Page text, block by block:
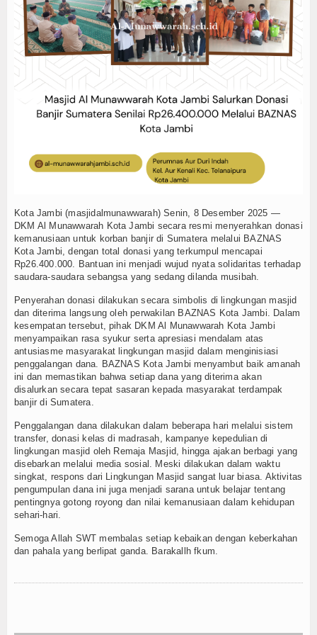
Meriahkan Pawai MTQ Kec Telanaipura di Kel Aur Kenali Kota
Upacara Bendera
Murid Baru Resmi Jadi Keluarga Besar MI Al Munawwarah Kota
dengan Kegiatan Bermanfaat
dan Tasyakuran Milad Madrasah ke VI, Tasyakuran Kelas IX
Al Munawwarah: Khataman Al Quran 1448 H
Makna dan Sejarahnya
dalam program sedekah daging bersama dt peduli
Siswa Kelas 6 Angkatan 11 Tahun 2026
Guru MI Al Munawwarah Bangun Pembelajaran Berkarakter
Meriahkan Pawai MTQ Kec Telanaipura di Kel Aur Kenali Kota
Kota Jambi (masjidalmunawwarah) Senin, 8 Desember 2025 —
DKM Al Munawwarah Kota Jambi secara resmi menyerahkan donasi
kemanusiaan untuk korban banjir di Sumatera melalui BAZNAS
Kota Jambi, dengan total donasi yang terkumpul mencapai
Rp26.400.000. Bantuan ini menjadi wujud nyata solidaritas terhadap
saudara-saudara sebangsa yang sedang dilanda musibah.
Penyerahan donasi dilakukan secara simbolis di lingkungan masjid
dan diterima langsung oleh perwakilan BAZNAS Kota Jambi. Dalam
kesempatan tersebut, pihak DKM Al Munawwarah Kota Jambi
menyampaikan rasa syukur serta apresiasi mendalam atas
antusiasme masyarakat lingkungan masjid dalam menginisiasi
penggalangan dana. BAZNAS Kota Jambi menyambut baik amanah
ini dan memastikan bahwa setiap dana yang diterima akan
disalurkan secara tepat sasaran kepada masyarakat terdampak
banjir di Sumatera.
Penggalangan dana dilakukan dalam beberapa hari melalui sistem
transfer, donasi kelas di madrasah, kampanye kepedulian di
lingkungan masjid oleh Remaja Masjid, hingga ajakan berbagi yang
disebarkan melalui media sosial. Meski dilakukan dalam waktu
singkat, respons dari Lingkungan Masjid sangat luar biasa. Aktivitas
pengumpulan dana ini juga menjadi sarana untuk belajar tentang
pentingnya gotong royong dan nilai kemanusiaan dalam kehidupan
sehari-hari.
Semoga Allah SWT membalas setiap kebaikan dengan keberkahan
dan pahala yang berlipat ganda. Barakallh fkum.